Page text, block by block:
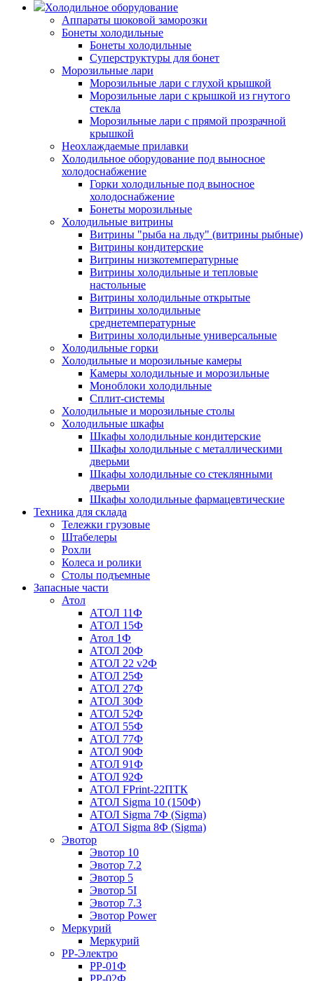
Холодильное оборудование
Аппараты шоковой заморозки
Бонеты холодильные
Бонеты холодильные
Суперструктуры для бонет
Морозильные лари
Морозильные лари с глухой крышкой
Морозильные лари с крышкой из гнутого
стекла
Морозильные лари с прямой прозрачной
крышкой
Неохлаждаемые прилавки
Холодильное оборудование под выносное
холодоснабжение
Горки холодильные под выносное
холодоснабжение
Бонеты морозильные
Холодильные витрины
Витрины "рыба на льду" (витрины рыбные)
Витрины кондитерские
Витрины низкотемпературные
Витрины холодильные и тепловые
настольные
Витрины холодильные открытые
Витрины холодильные
среднетемпературные
Витрины холодильные универсальные
Холодильные горки
Холодильные и морозильные камеры
Камеры холодильные и морозильные
Моноблоки холодильные
Сплит-системы
Холодильные и морозильные столы
Холодильные шкафы
Шкафы холодильные кондитерские
Шкафы холодильные с металлическими
дверьми
Шкафы холодильные со стеклянными
дверьми
Шкафы холодильные фармацевтические
Техника для склада
Тележки грузовые
Штабелеры
Рохли
Колеса и ролики
Столы подъемные
Запасные части
Атол
АТОЛ 11Ф
АТОЛ 15Ф
Атол 1Ф
АТОЛ 20Ф
АТОЛ 22 v2Ф
АТОЛ 25Ф
АТОЛ 27Ф
АТОЛ 30Ф
АТОЛ 52Ф
АТОЛ 55Ф
АТОЛ 77Ф
АТОЛ 90Ф
АТОЛ 91Ф
АТОЛ 92Ф
АТОЛ FPrint-22ПТК
АТОЛ Sigma 10 (150Ф)
АТОЛ Sigma 7Ф (Sigma)
АТОЛ Sigma 8Ф (Sigma)
Эвотор
Эвотор 10
Эвотор 7.2
Эвотор 5
Эвотор 5I
Эвотор 7.3
Эвотор Power
Меркурий
Меркурий
РР-Электро
РР-01Ф
РР-02Ф